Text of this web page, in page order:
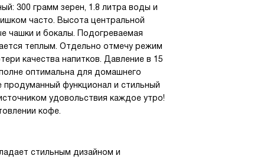
300 грамм зерен, 1.8 литра воды и
часто. Высота центральной
чашки и бокалы. Подогреваемая
теплым. Отдельно отмечу режим
качества напитков. Давление в 15
оптимальна для домашнего
функционал и стильный
удовольствия каждое утро!
кофе.
стильным дизайном и